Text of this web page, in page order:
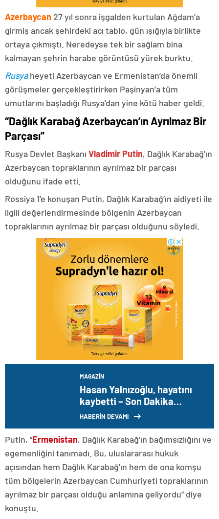
Azerbaycan 27 yıl sonra işgalden kurtulan Ağdam’a
girmiş ancak şehirdeki acı tablo, gün ışığıyla birlikte
ortaya çıkmıştı. Neredeyse tek bir sağlam bina
kalmayan şehrin harabe görüntüsü yürek burktu.
Rusyaheyeti Azerbaycan ve Ermenistan’da önemli
görüşmeler gerçekleştirirken Paşinyan’a tüm
umutlarını başladığı Rusya’dan yine kötü haber geldi.
“Dağlık Karabağ Azerbaycan’ın Ayrılmaz Bir
Parçası”
Rusya Devlet Başkanı Vladimir Putin, Dağlık Karabağ’ın
Azerbaycan topraklarının ayrılmaz bir parçası
olduğunu ifade etti.
Rossiya 1’e konuşan Putin, Dağlık Karabağ’ın aidiyeti ile
ilgili değerlendirmesinde bölgenin Azerbaycan
topraklarının ayrılmaz bir parçası olduğunu söyledi.
MAGAZIN
Hasan Yalnızoğlu, hayatını
kaybetti – Son Dakika
Magazin Haberleri
HABERİN DEVAMI
Putin, “Ermenistan, Dağlık Karabağ’ın bağımsızlığını ve
egemenliğini tanımadı. Bu, uluslararası hukuk
açısından hem Dağlık Karabağ’ın hem de ona komşu
tüm bölgelerin Azerbaycan Cumhuriyeti topraklarının
ayrılmaz bir parçası olduğu anlamına geliyordu” diye
konuştu.